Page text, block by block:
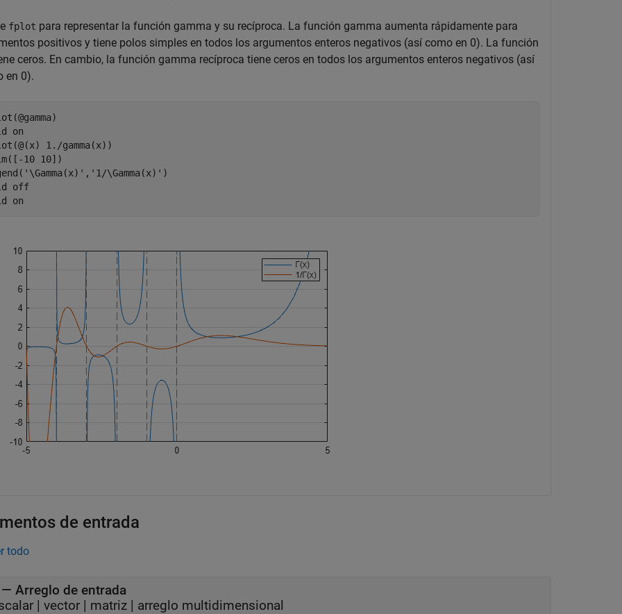
fplot para representar la función gamma y su recíproca. La función gamma aumenta rápidamente para
positivos y tiene polos simples en todos los argumentos enteros negativos (así como en 0). La función
ceros. En cambio, la función gamma recíproca tiene ceros en todos los argumentos enteros negativos (así
en 0).
on
1./gamma(x))
10 10])
'\Gamma(x)' , '1/\Gamma(x)' )
off
on
de entrada
todo
— Arreglo de entrada
| vector | matriz | arreglo multidimensional